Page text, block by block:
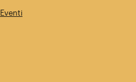
Eventi